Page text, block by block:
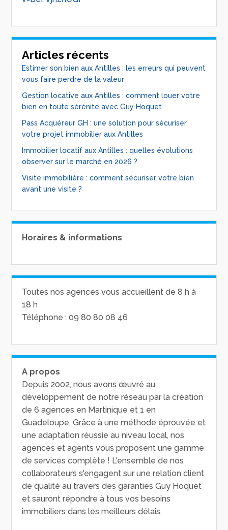
Articles récents
Estimer son bien aux Antilles : les erreurs qui peuvent
vous faire perdre de la valeur
Gestion locative aux Antilles : comment louer votre
bien en toute sérénité avec Guy Hoquet
Pass Acquéreur GH : une solution pour sécuriser
votre projet immobilier aux Antilles
Immobilier locatif aux Antilles : quelles évolutions
observer sur le marché en 2026 ?
Visite immobilière : comment sécuriser votre bien
avant une visite ?
Horaires & informations
Toutes nos agences vous accueillent de 8 h à
18 h
Téléphone : 09 80 80 08 46
A propos
Depuis 2002, nous avons œuvré au
développement de notre réseau par la création
de 6 agences en Martinique et 1 en
Guadeloupe. Grâce à une méthode éprouvée et
une adaptation réussie au niveau local, nos
agences et agents vous proposent une gamme
de services complète ! L'ensemble de nos
collaborateurs s'engagent sur une relation client
de qualité au travers des garanties Guy Hoquet
et sauront répondre à tous vos besoins
immobiliers dans les meilleurs délais.